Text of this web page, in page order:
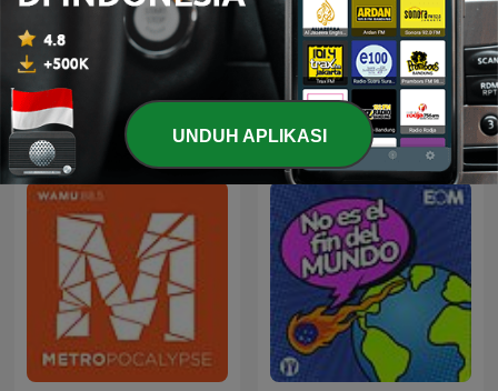
Sudan Americast
UNDUH APLIKASI